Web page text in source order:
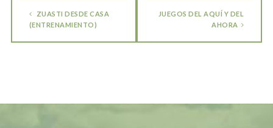
ZUASTI DESDE CASA
(ENTRENAMIENTO)
JUEGOS DEL AQUÍ Y DEL
AHORA